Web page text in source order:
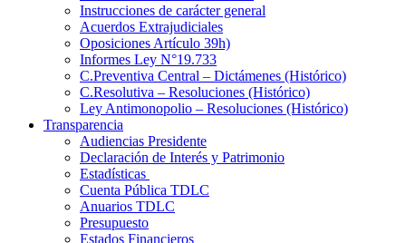
Instrucciones de carácter general
Acuerdos Extrajudiciales
Oposiciones Artículo 39h)
Informes Ley N°19.733
C.Preventiva Central – Dictámenes (Histórico)
C.Resolutiva – Resoluciones (Histórico)
Ley Antimonopolio – Resoluciones (Histórico)
Transparencia
Audiencias Presidente
Declaración de Interés y Patrimonio
Estadísticas
Cuenta Pública TDLC
Anuarios TDLC
Presupuesto
Estados Financieros